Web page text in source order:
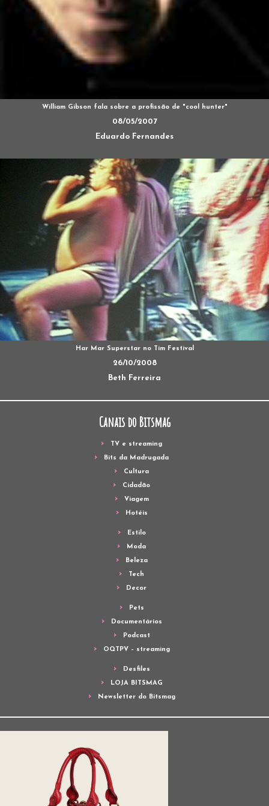
William Gibson fala sobre a profissão de "cool hunter"
08/05/2007
Eduardo Fernandes
Har Mar Superstar no Tim Festival
26/10/2008
Beth Ferreira
Canais do Bitsmag
TV e streaming
Bits da Madrugada
Cultura
Cidadão
Viagem
Hotéis
Estilo
Moda
Beleza
Tech
Decor
Pets
Documentários
Podcast
OQTPV – streaming
Desfiles
LOJA BITSMAG
Newsletter do Bitsmag